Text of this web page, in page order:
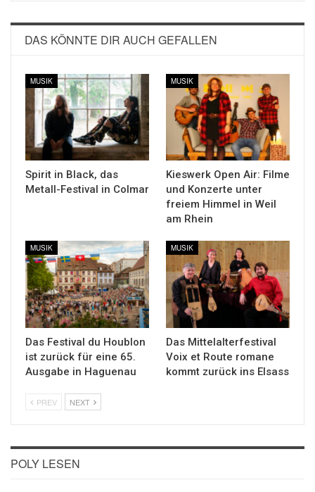
DAS KÖNNTE DIR AUCH GEFALLEN
MUSIK
Spirit in Black, das
Metall-Festival in Colmar
MUSIK
Kieswerk Open Air: Filme
und Konzerte unter
freiem Himmel in Weil
am Rhein
MUSIK
Das Festival du Houblon
ist zurück für eine 65.
Ausgabe in Haguenau
MUSIK
Das Mittelalterfestival
Voix et Route romane
kommt zurück ins Elsass
PREV NEXT
POLY LESEN